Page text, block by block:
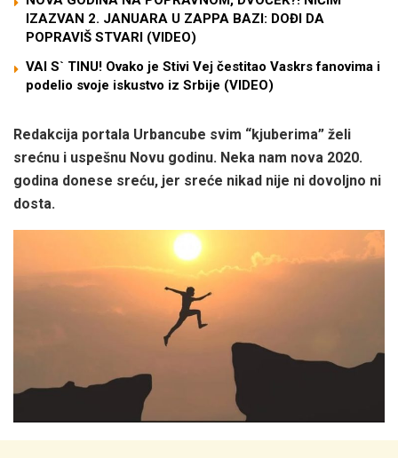
IZAZVAN 2. JANUARA U ZAPPA BAZI: DOĐI DA
POPRAVIŠ STVARI (VIDEO)
VAI S` TINU! Ovako je Stivi Vej čestitao Vaskrs fanovima i
podelio svoje iskustvo iz Srbije (VIDEO)
Redakcija portala Urbancube svim “kjuberima” želi
srećnu i uspešnu Novu godinu. Neka nam nova 2020.
godina donese sreću, jer sreće nikad nije ni dovoljno ni
dosta.